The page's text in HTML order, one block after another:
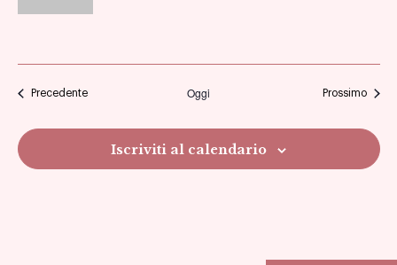
PrecedenteEventi Oggi ProssimoEventi
Iscriviti al calendario